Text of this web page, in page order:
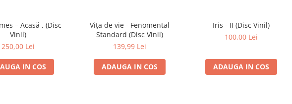
– Acasă , (Disc
Vinil)
250,00 Lei
IN COS
Vița de vie - Fenomental
Standard (Disc Vinil)
139,99 Lei
ADAUGA IN COS
Iris - II (Disc Vinil)
100,00 Lei
ADAUGA IN COS